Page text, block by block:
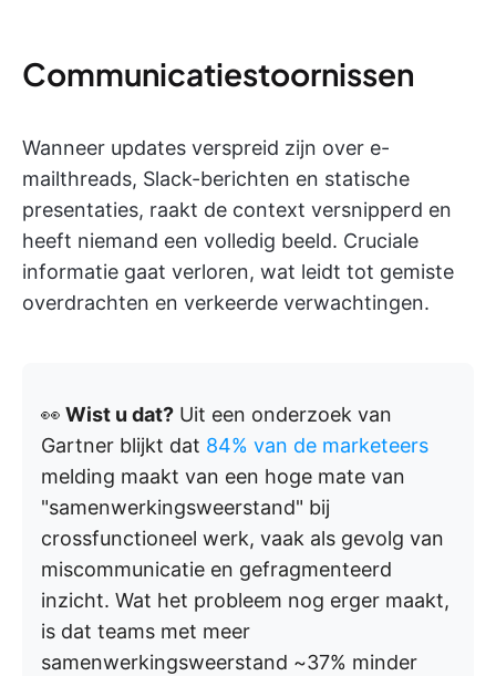
Communicatiestoornissen
Wanneer updates verspreid zijn over e-
mailthreads, Slack-berichten en statische
presentaties, raakt de context versnipperd en
heeft niemand een volledig beeld. Cruciale
informatie gaat verloren, wat leidt tot gemiste
overdrachten en verkeerde verwachtingen.
👀 Wist u dat? Uit een onderzoek van
Gartner blijkt dat 84% van de marketeers
melding maakt van een hoge mate van
"samenwerkingsweerstand" bij
crossfunctioneel werk, vaak als gevolg van
miscommunicatie en gefragmenteerd
inzicht. Wat het probleem nog erger maakt,
is dat teams met meer
samenwerkingsweerstand ~37% minder